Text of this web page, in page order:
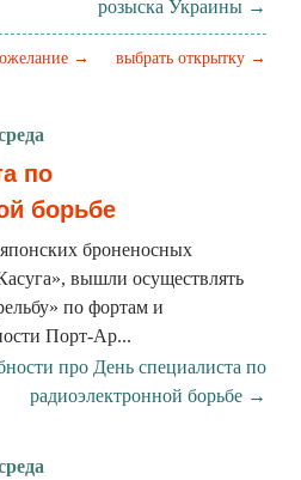
розыска Украины →
выбрать открытку →
→
по
борьбе
броненосных
вышли осуществлять
по фортам и
Порт-Ар...
про День специалиста по
радиоэлектронной борьбе →